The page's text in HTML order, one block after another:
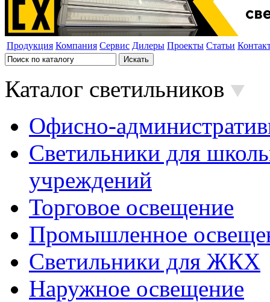
Продукция Компания Сервис Дилеры Проекты Статьи
Каталог светильников
Офисно-
Светильники для
учреждений
Торговое освещение
Промышленное
Светильники для ЖКХ
Наружное освещение